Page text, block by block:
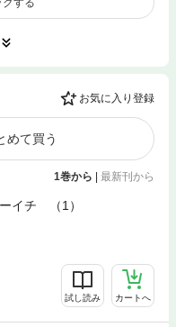
お気に入り登録
めて買う
1巻から | 最新刊から
イチ （1）
試し読み カートへ